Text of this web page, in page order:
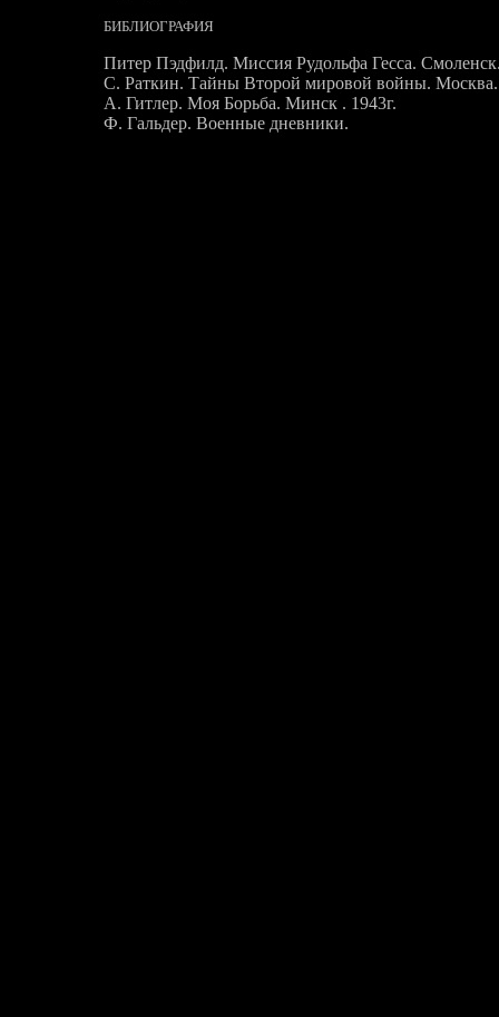
БИБЛИОГРАФИЯ
Питер Пэдфилд. Миссия Рудольфа Гесса.
С. Раткин. Тайны Второй мировой войны. Москва.
А. Гитлер. Моя Борьба. Минск . 1943г.
Ф. Гальдер. Военные дневники.